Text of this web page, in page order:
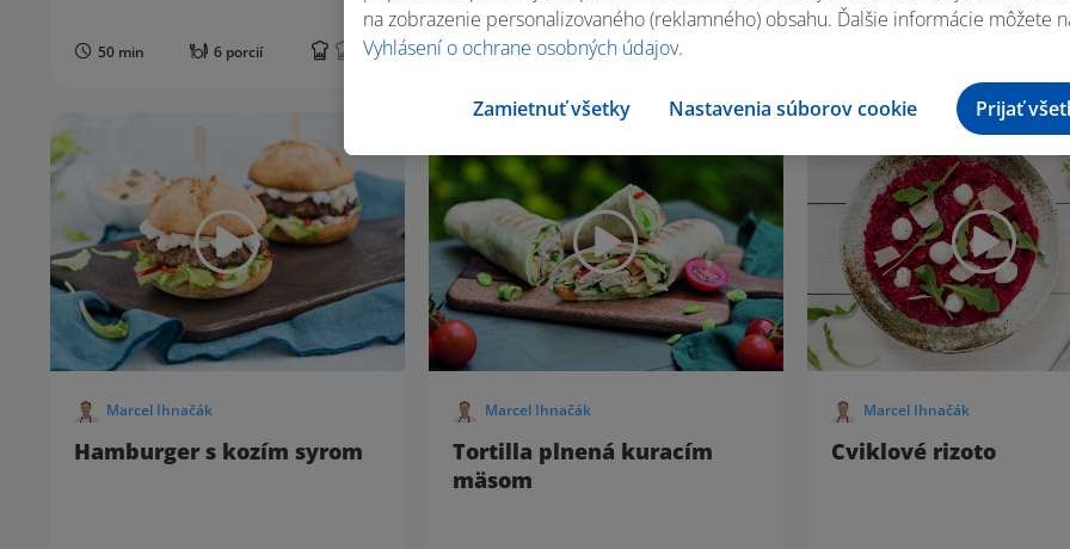
50 min 6 porcií 40 min 5 porcií
Marcel Ihnačák
Hamburger s kozím syrom
Marcel Ihnačák
Tortilla plnená kuracím
mäsom
Marcel Ihnačák
Cviklové rizoto
na zobrazenie personalizovaného (reklamného) obsahu. Ďalšie informácie môžete
Vyhlásení o ochrane osobných údajov.
Zamietnuť všetky Nastavenia súborov cookie Prijať